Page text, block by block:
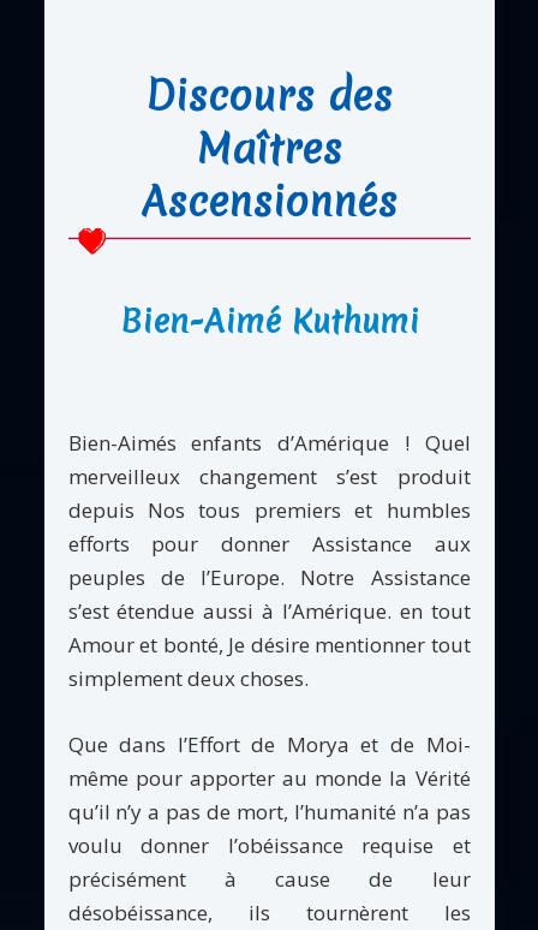
Discours des
Maîtres
Ascensionnés
Bien-Aimé Kuthumi
Bien-Aimés enfants d’Amérique ! Quel
merveilleux changement s’est produit
depuis Nos tous premiers et humbles
efforts pour donner Assistance aux
peuples de l’Europe. Notre Assistance
s’est étendue aussi à l’Amérique. en tout
Amour et bonté, Je désire mentionner tout
simplement deux choses.
Que dans l’Effort de Morya et de Moi-
même pour apporter au monde la Vérité
qu’il n’y a pas de mort, l’humanité n’a pas
voulu donner l’obéissance requise et
précisément à cause de leur
désobéissance, ils tournèrent les